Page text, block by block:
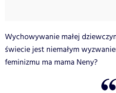
Wychowywanie małej
świecie jest niemałym
feminizmu ma mama Neny?